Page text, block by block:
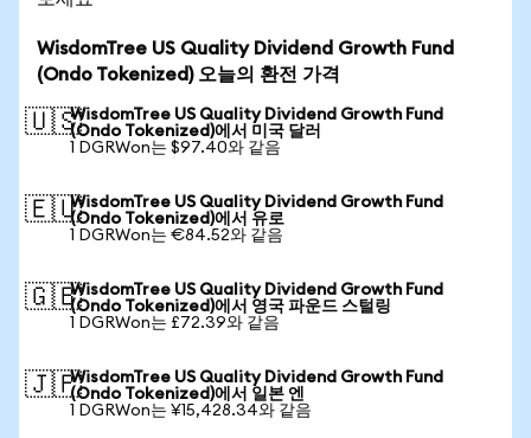
WisdomTree US Quality Dividend Growth Fund
(Ondo Tokenized) 오늘의 환전 가격
🇺🇸WisdomTree US Quality Dividend Growth Fund
(Ondo Tokenized)에서 미국 달러
1 DGRWon는 $97.40와 같음
🇪🇺WisdomTree US Quality Dividend Growth Fund
(Ondo Tokenized)에서 유로
1 DGRWon는 €84.52와 같음
🇬🇧WisdomTree US Quality Dividend Growth Fund
(Ondo Tokenized)에서 영국 파운드 스털링
1 DGRWon는 £72.39와 같음
🇯🇵WisdomTree US Quality Dividend Growth Fund
(Ondo Tokenized)에서 일본 엔
1 DGRWon는 ¥15,428.34와 같음